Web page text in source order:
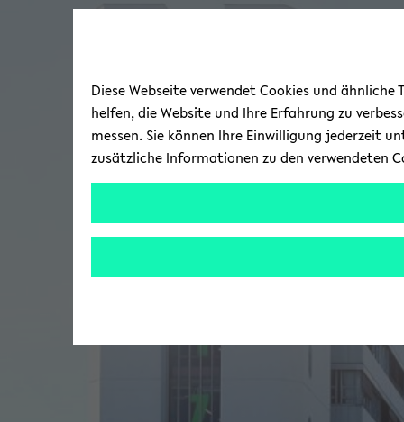
Diese Webseite verwendet Cookies und
helfen, die Website und Ihre Erfahrung zu
messen. Sie können Ihre Einwilligung jederzeit
zusätzliche Informationen zu den verwendeten